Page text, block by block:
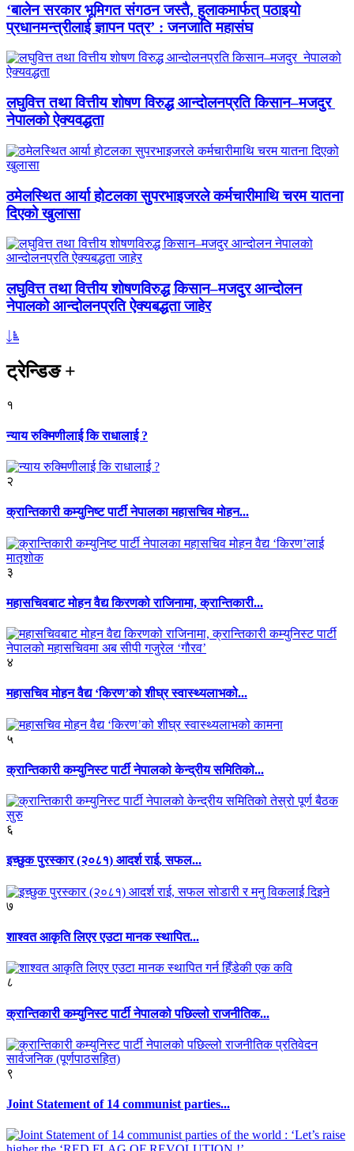
‘बालेन सरकार भूमिगत संगठन जस्तै, हुलाकमार्फत् पठाइयो
प्रधानमन्त्रीलाई ज्ञापन पत्र’ : जनजाति महासंघ
लघुवित्त तथा वित्तीय शोषण विरुद्ध आन्दोलनप्रति किसान–मजदुर
नेपालको ऐक्यवद्धता
ठमेलस्थित आर्या होटलका सुपरभाइजरले कर्मचारीमाथि चरम यातना
दिएको खुलासा
लघुवित्त तथा वित्तीय शोषणविरुद्ध किसान–मजदुर आन्दोलन
नेपालको आन्दोलनप्रति ऐक्यबद्धता जाहेर
ट्रेन्डिङ+
१
न्याय रुक्मिणीलाई कि राधालाई ?
२
क्रान्तिकारी कम्युनिष्ट पार्टी नेपालका महासचिव मोहन...
३
महासचिवबाट मोहन वैद्य किरणको राजिनामा, क्रान्तिकारी...
४
महासचिव मोहन वैद्य ‘किरण’को शीघ्र स्वास्थ्यलाभको...
५
क्रान्तिकारी कम्युनिस्ट पार्टी नेपालको केन्द्रीय समितिको...
६
इच्छुक पुरस्कार (२०८१) आदर्श राई, सफल...
७
शाश्वत आकृति लिएर एउटा मानक स्थापित...
८
क्रान्तिकारी कम्युनिस्ट पार्टी नेपालको पछिल्लो राजनीतिक...
९
Joint Statement of 14 communist parties...